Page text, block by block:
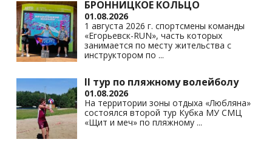
БРОННИЦКОЕ КОЛЬЦО
01.08.2026
1 августа 2026 г. спортсмены команды
«Егорьевск-RUN», часть которых
занимается по месту жительства с
инструктором по ...
II тур по пляжному волейболу
01.08.2026
На территории зоны отдыха «Любляна»
состоялся второй тур Кубка МУ СМЦ
«Щит и меч» по пляжному ...